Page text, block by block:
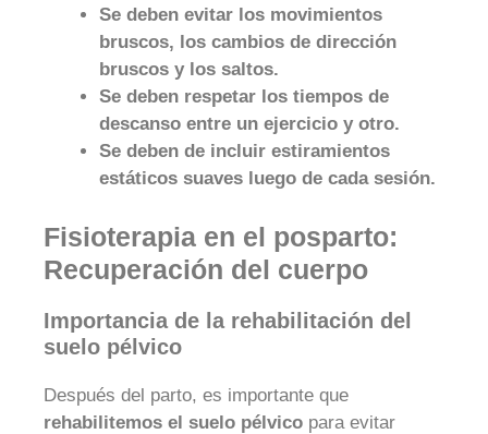
Se deben evitar los movimientos
bruscos, los cambios de dirección
bruscos y los saltos.
Se deben respetar los tiempos de
descanso entre un ejercicio y otro.
Se deben de incluir estiramientos
estáticos suaves luego de cada sesión.
Fisioterapia en el posparto:
Recuperación del cuerpo
Importancia de la rehabilitación del
suelo pélvico
Después del parto, es importante que
rehabilitemos el suelo pélvico para evitar